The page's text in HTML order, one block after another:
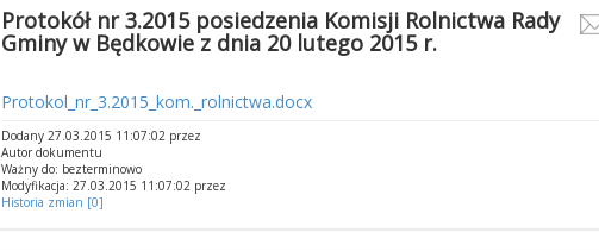
Protokół nr 3.2015 posiedzenia Komisji Rolnictwa Rady
Gminy w Będkowie z dnia 20 lutego 2015 r.
Protokol_nr_3.2015_kom._rolnictwa.docx
Dodany 27.03.2015 11:07:02 przez
Autor dokumentu
Ważny do: bezterminowo
Modyfikacja: 27.03.2015 11:07:02 przez
Historia zmian [0]